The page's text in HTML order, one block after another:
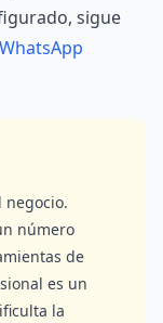
sigue
negocio.
número
de
es un
la